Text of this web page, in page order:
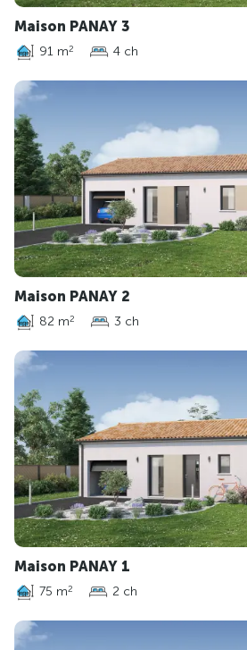
Maison PANAY 3
91 m2 4 ch
Maison PANAY 2
82 m2 3 ch
Maison PANAY 1
75 m2 2 ch